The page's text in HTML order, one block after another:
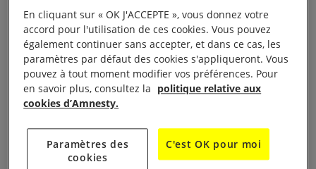
appelé. Ils se trouvent actuellement à la frontière
entre la Libye et le Niger. Le secteur est totalement
désert et cela fait maintenant cinq jours qu’on les a
laissés au milieu de nulle part.»
Agir : Stop à la détention et à la vente des réfugiés et des
Au cours des cinq dernières années, plusieurs
En cliquant sur « OK J'ACCEPTE », vous donnez votre
accord pour l'utilisation de ces cookies. Vous pouvez
également continuer sans accepter, et dans ce cas, les
paramètres par défaut des cookies s'appliqueront. Vous
pouvez à tout moment modifier vos préférences. Pour
en savoir plus, consultez la politique relative aux
cookies d’Amnesty.
Paramètres des
cookies
C'est OK pour moi